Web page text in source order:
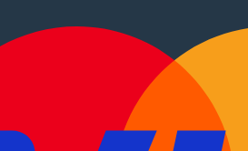
Comerciais
Vender
Informações
Como comprar e
Pacotes de
Verificar VIN e
Sitemap